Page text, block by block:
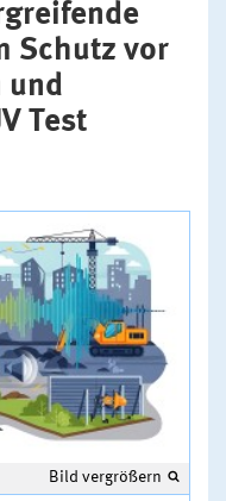
Schutz vor
und
Test
Bild vergrößern